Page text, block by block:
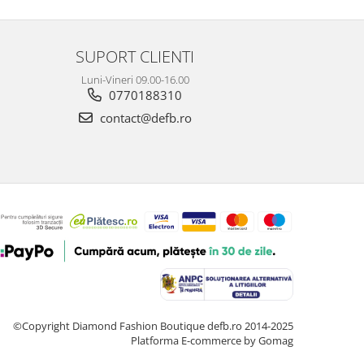
SUPORT CLIENTI
Luni-Vineri 09.00-16.00
0770188310
contact@defb.ro
©Copyright Diamond Fashion Boutique defb.ro 2014-2025
Platforma E-commerce by Gomag